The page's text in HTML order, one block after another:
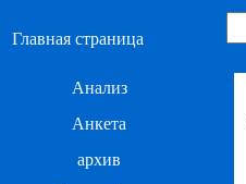
Главная страница
Анализ
Анкета
архив